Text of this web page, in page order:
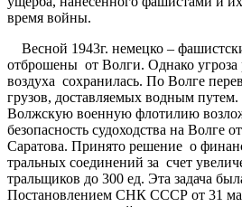
время войны.
Весной 1943г. немецко –
отброшены от Волги. Однако угроза
воздуха сохранилась. По Волге
грузов, доставляемых водным
Волжскую военную флотилию
безопасность судоходства на Волге
Саратова. Принято решение о
тральных соединений за счет
тральщиков до 300 ед. Эта задача
Постановлением СНК СССР от 31